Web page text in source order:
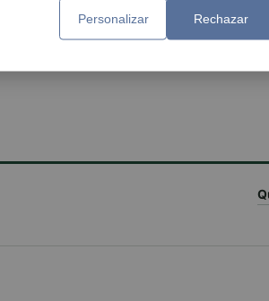
Personalizar Rechazar